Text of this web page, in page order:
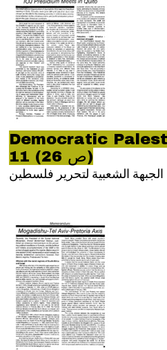
Democratic
11 (ص 26)
الجبهة الشعبية لتحرير فلسطين